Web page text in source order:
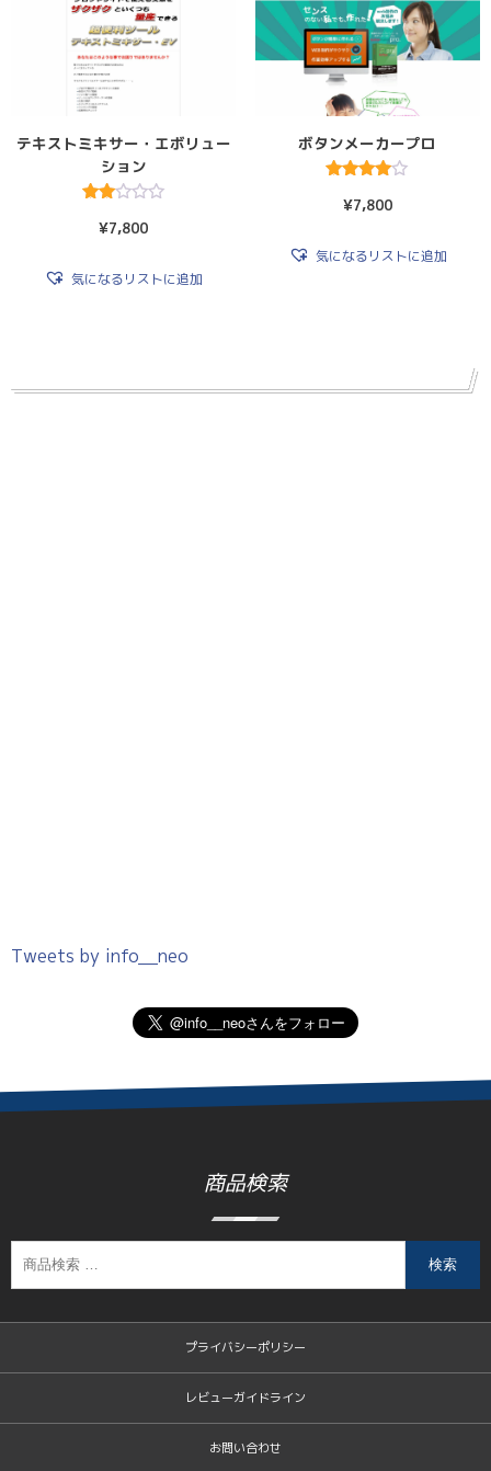
テキストミキサー・エボリュー
ション
価
¥7,800
気になるリストに追加
ボタンメーカープロ
4.00
¥7,800
気になるリストに追加
Tweets by info__neo
商品検索
検索
プライバシーポリシー
レビューガイドライン
お問い合わせ